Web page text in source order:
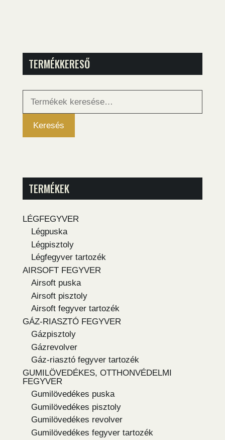
TERMÉKKERESŐ
Keresés
Keresés
TERMÉKEK
LÉGFEGYVER
Légpuska
Légpisztoly
Légfegyver tartozék
AIRSOFT FEGYVER
Airsoft puska
Airsoft pisztoly
Airsoft fegyver tartozék
GÁZ-RIASZTÓ FEGYVER
Gázpisztoly
Gázrevolver
Gáz-riasztó fegyver tartozék
GUMILÖVEDÉKES, OTTHONVÉDELMI
FEGYVER
Gumilövedékes puska
Gumilövedékes pisztoly
Gumilövedékes revolver
Gumilövedékes fegyver tartozék